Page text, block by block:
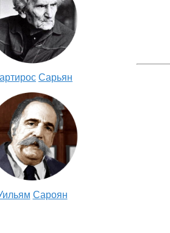
Сарьян
Сароян